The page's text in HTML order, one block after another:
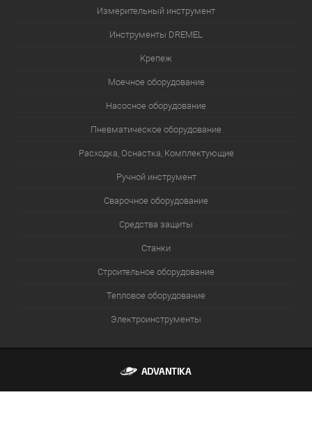
Измерительный инструмент
Инструменты DREMEL
Крепеж
Моечное оборудование
Насосное оборудование
Пневматическое оборудование
Расходка, Оснастка, Комплектующие
Ручной инструмент
Сварочное оборудование
Средства защиты
Станки
Строительное оборудование
Тепловое оборудование
Электроинструменты